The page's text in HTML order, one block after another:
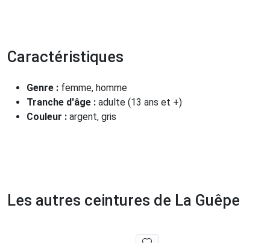
Caractéristiques
Genre : femme, homme
Tranche d'âge : adulte (13 ans et +)
Couleur : argent, gris
Les autres ceintures de La Guêpe